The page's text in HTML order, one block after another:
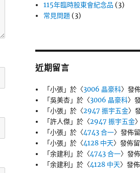
115年臨時股東會紀念品 (3)
常見問題 (3)
近期留言
「小張」於〈3006 晶豪科〉發
「吳美杏」於〈3006 晶豪科〉
「小張」於〈2947 振宇五金〉
「許人傑」於〈2947 振宇五金
「小張」於〈4743 合一〉發佈
「小張」於〈4128 中天〉發佈
「余建利 」於〈4743 合一〉發
「余建利 」於〈4128 中天〉發